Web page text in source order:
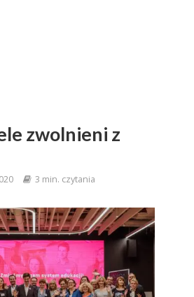
zwolnieni z
3 min. czytania